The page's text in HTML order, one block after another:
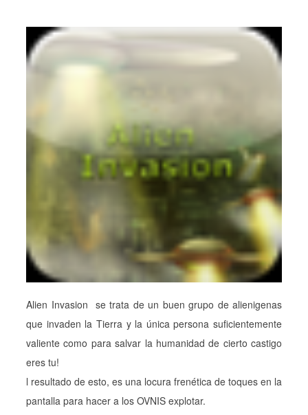
Alien Invasion se trata de un buen grupo de alienigenas
que invaden la Tierra y la única persona suficientemente
valiente como para salvar la humanidad de cierto castigo
eres tu!
l resultado de esto, es una locura frenética de toques en la
pantalla para hacer a los OVNIS explotar.